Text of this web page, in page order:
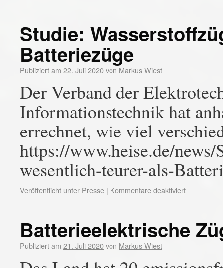
Studie:
Batteriezüge
Publiziert am 22. Juli 2020von Markus Wiest
Der Verband der
Informationstechnik hat
errechnet, wie viel
https://www.heise.de/news/
wesentlich-teurer-als-
Veröffentlicht unter Presse | Kommentare deaktiviert
Batterieelektrische
Publiziert am 21. Juli 2020von Markus Wiest